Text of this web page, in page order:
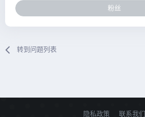
粉丝
转到问题列表
隐私政策 联系我们